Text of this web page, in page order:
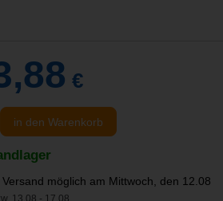
€
in den Warenkorb
möglich am Mittwoch, den 12.08
13.08 - 17.08